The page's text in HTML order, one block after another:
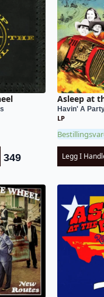
349
Asleep at
Havin' A
LP
Legg I